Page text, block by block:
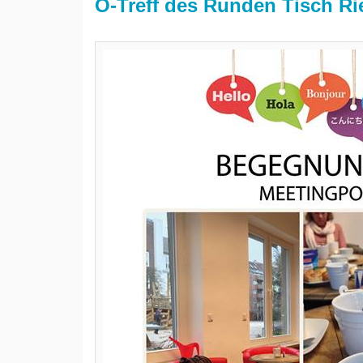
Ö-Treff des Runden Tisch